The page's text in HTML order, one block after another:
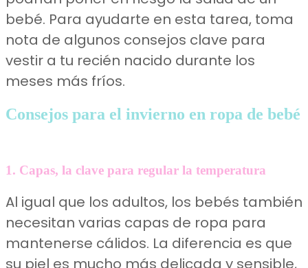
bebé. Para ayudarte en esta tarea, toma
nota de algunos consejos clave para
vestir a tu recién nacido durante los
meses más fríos.
Consejos para el invierno en ropa de bebé
1. Capas, la clave para regular la temperatura
Al igual que los adultos, los bebés también
necesitan varias capas de ropa para
mantenerse cálidos. La diferencia es que
su piel es mucho más delicada y sensible,